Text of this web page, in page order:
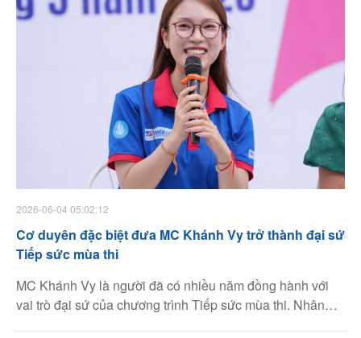
giáo dục làm trọng tâm cho chiến lược phát triển bền
2026-06-04 05:02:12
Cơ duyên đặc biệt đưa MC Khánh Vy trở thành đại sứ
Tiếp sức mùa thi
MC Khánh Vy là người đã có nhiều năm đồng hành với
vai trò đại sứ của chương trình Tiếp sức mùa thi. Nhân
Linkedin